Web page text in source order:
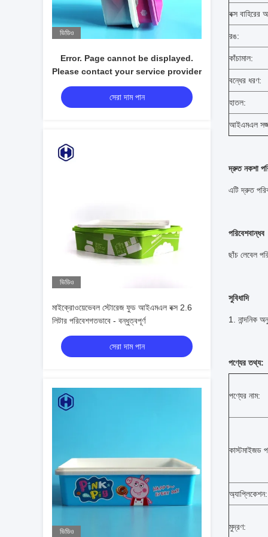
(26)
ভিডিও
Error. Page cannot be displayed.
Please contact your service provider
for more details. (26)
অনলাইন">
Error. Page cannot be displayed.
সেরা দাম পান
ভিডিও
মাইক্রোওয়েভেবল স্টোরেজ ফুড আইএমএল বক্স 2.6
লিটার পরিবেশগতভাবে - বন্ধুত্বপূর্ণ
সেরা দাম পান
ভিডিও
বক্স বাহিরের
রঙ:
কাঁচামাল:
বন্ধের ধরণ:
হাতল:
আইএমএল
দ্রুত নকশা
এটি দ্রুত
পরিবেশবান্ধব
ছাঁচ লেবেল
সুবিধাদি
1. নান্দনিক
পণ্যের তথ্য:
পণ্যের নাম:
কাস্টমাইজড
অ্যাপ্লিকেশন:
মুদ্রণ: